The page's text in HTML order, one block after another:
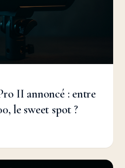
II annoncé : entre
le sweet spot ?